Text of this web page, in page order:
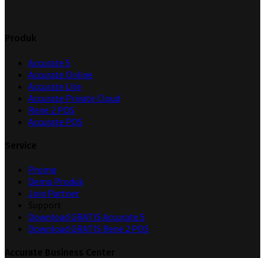
Accurate 5
Accurate Online
Accurate Lite
Accurate Private Cloud
Rene 2 POS
Accurate POS
Promo
Demo Produk
Join Partner
Download GRATIS Accurate 5
Download GRATIS Rene 2 POS